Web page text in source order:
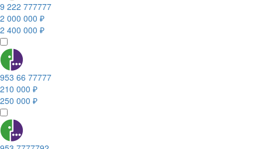
9 222 777777
2 000 000 ₽
2 400 000 ₽
953 66 77777
210 000 ₽
250 000 ₽